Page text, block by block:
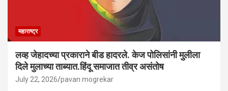
महाराष्ट्र
लव्ह जेहादच्या प्रकाराने बीड हादरले. केज पोलिसांनी मुलीला
दिले मुलाच्या ताब्यात.हिंदू समाजात तीव्र असंतोष
July 22, 2026 pavan mogrekar